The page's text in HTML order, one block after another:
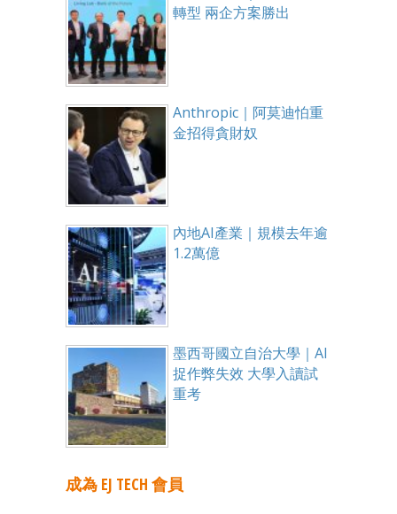
轉型 兩企方案勝出
Anthropic｜阿莫迪怕重
金招得貪財奴
內地AI產業｜規模去年逾
1.2萬億
墨西哥國立自治大學｜AI
捉作弊失效 大學入讀試
重考
成為 EJ TECH 會員